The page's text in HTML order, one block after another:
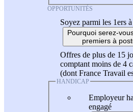
OPPORTUNITÉS
Soyez parmi les 1ers
Pourquoi serez-
premiers à
Offres de plus de 15
comptant moins de 4
(dont France Travail
HANDICAP
Employeur
engagé